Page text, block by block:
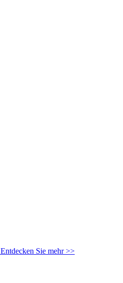
Entdecken Sie mehr >>